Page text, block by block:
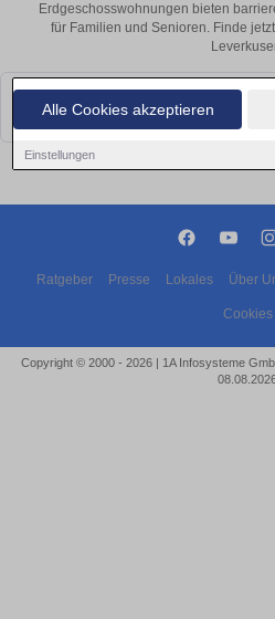
Alle Cookies akzeptieren
Einstellungen
Erdgeschosswohnungen bieten
für Familien und Senioren. Finde
Leider konnten wir derzeit keine
bald wieder vorbei!
Ratgeber Presse Lokales Über
Cookies
Copyright © 2000 - 2026 | 1A Infosysteme